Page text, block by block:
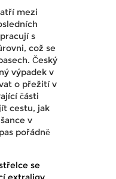
mezi
s
což se
Český
výpadek v
o přežití v
části
cestu, jak
v
pořádně
se